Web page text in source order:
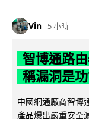
Vin 5 小時
智博通路
稱漏洞是
中國網通廠商智
產品爆出嚴重安全